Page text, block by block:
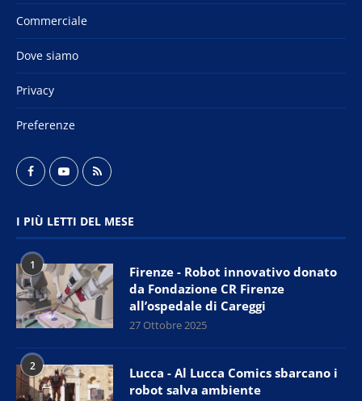
Commerciale
Dove siamo
Privacy
Preferenze
I PIÙ LETTI DEL MESE
1
Firenze - Robot innovativo donato
da Fondazione CR Firenze
all’ospedale di Careggi
27 Ottobre 2025
2
Lucca - Al Lucca Comics sbarcano i
robot salva ambiente